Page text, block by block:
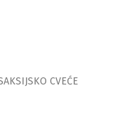
CVEĆE